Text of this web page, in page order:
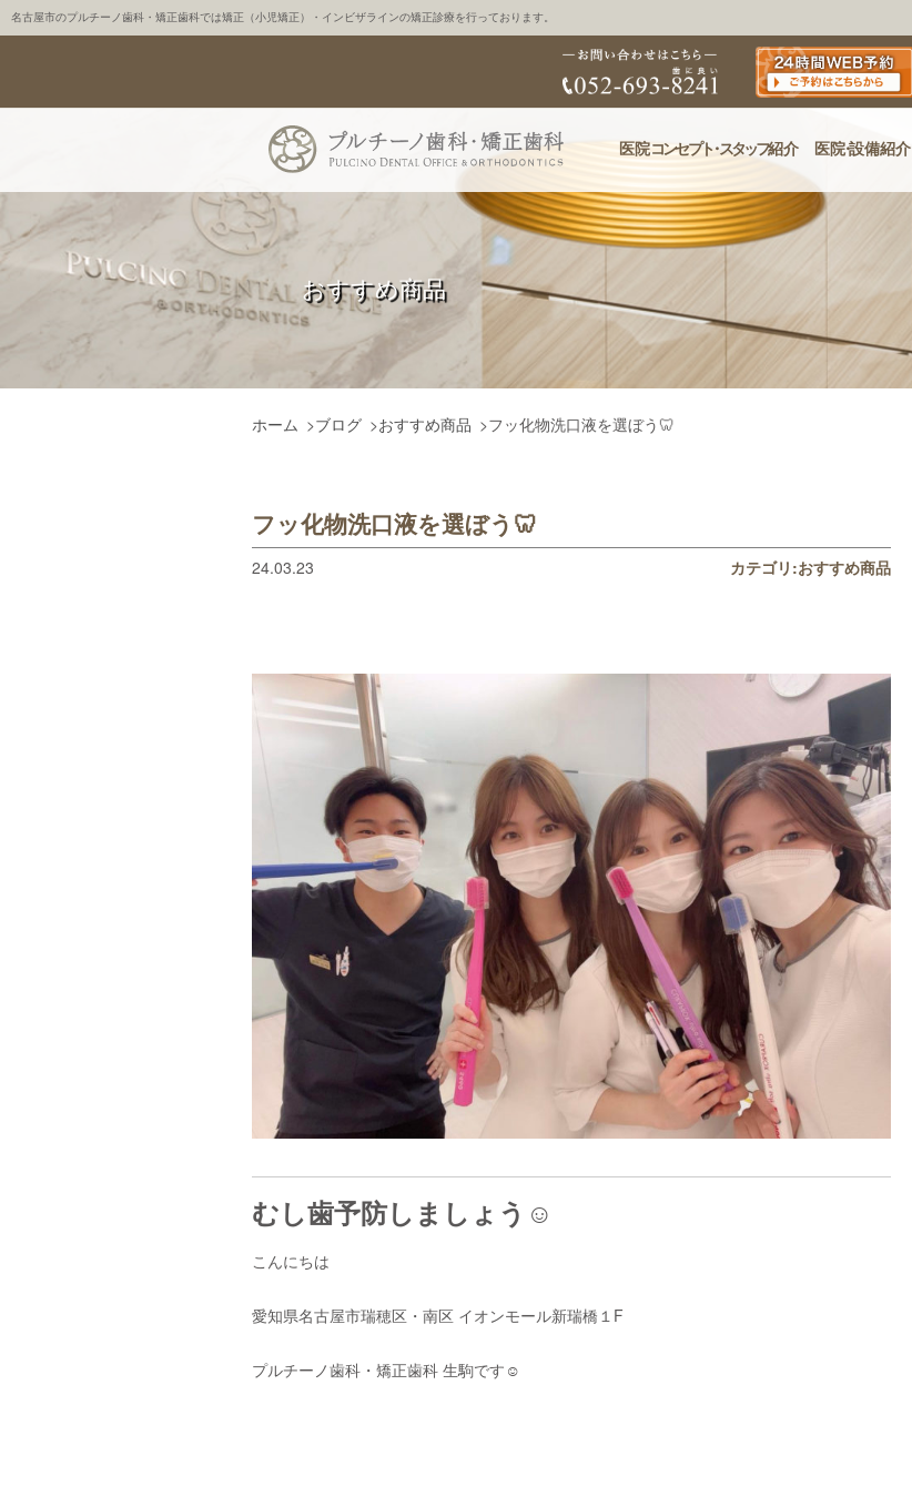
名古屋市のプルチーノ歯科・矯正歯科では矯正（小児矯正）・インビザラインの矯正診療を行っております。
医院コンセプト・スタッフ紹介 医院・設備紹介
おすすめ商品
ホーム >ブログ >おすすめ商品 >フッ化物洗口液を選ぼう🦷
フッ化物洗口液を選ぼう🦷
24.03.23 カテゴリ:おすすめ商品
むし歯予防しましょう☺️
こんにちは
愛知県名古屋市瑞穂区・南区 イオンモール新瑞橋１F
プルチーノ歯科・矯正歯科 生駒です☺︎